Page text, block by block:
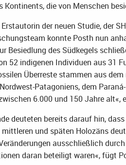
Kontinents, die von Menschen
der neuen Studie, der
konnte Posth nun
Besiedlung des Südkegels
52 indigenen Individuen aus 31
Überreste stammen aus
Patagoniens, dem
6.000 und 150 Jahre alt«,
deuteten bereits darauf hin,
mittleren und späten Holozäns
ausschließlich
daran beteiligt waren«, fügt